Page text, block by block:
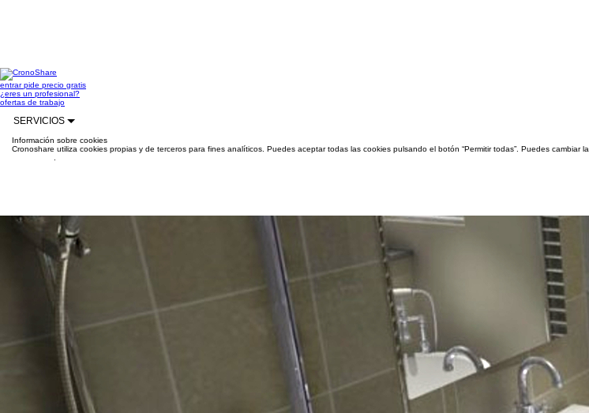
entrarpide precio gratis
¿eres un profesional?
ofertas de trabajo
SERVICIOS
Información sobre cookies
Cronoshare utiliza cookies propias y de terceros para fines analíticos. Puedes aceptar todas las cookies pulsando el botón “Permitir todas”. Puedes cambiar la